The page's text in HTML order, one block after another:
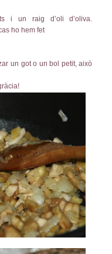
i un raig d’oli d’oliva.
ho hem fet
un got o un bol petit, això